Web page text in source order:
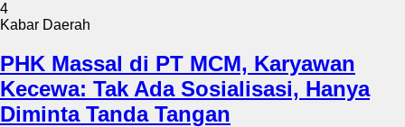
4
Kabar Daerah
PHK Massal di PT MCM, Karyawan
Kecewa: Tak Ada Sosialisasi, Hanya
Diminta Tanda Tangan